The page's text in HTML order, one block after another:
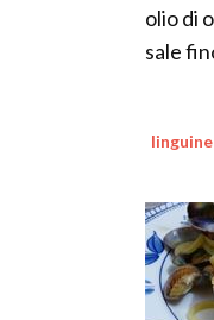
olio di
sale